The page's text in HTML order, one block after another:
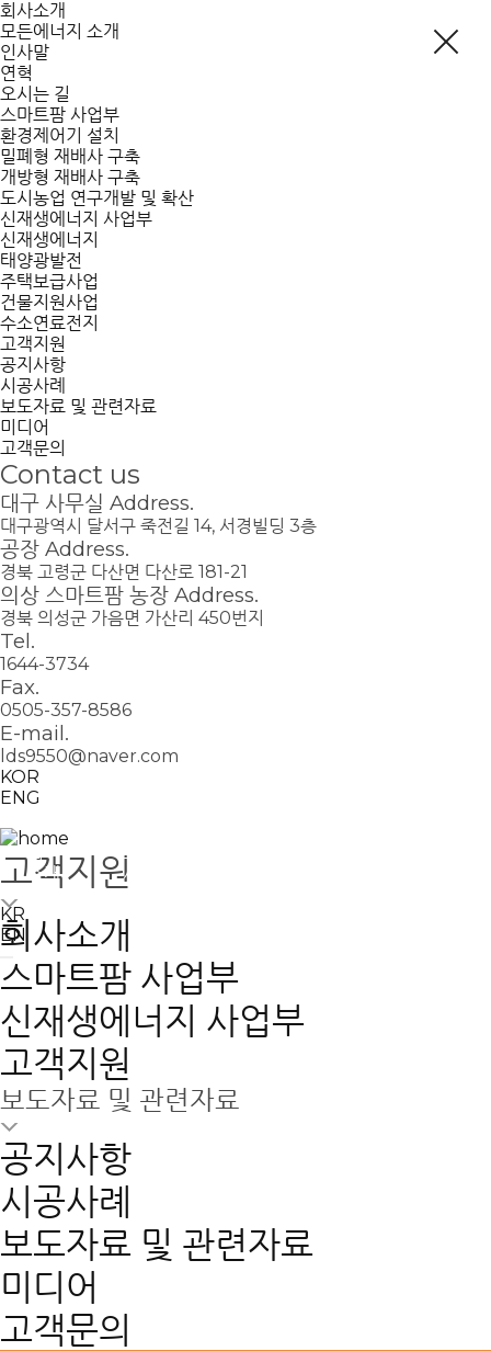
회사소개
모든에너지 소개
인사말
연혁
오시는 길
스마트팜 사업부
환경제어기 설치
밀폐형 재배사 구축
개방형 재배사 구축
도시농업 연구개발 및 확산
신재생에너지 사업부
신재생에너지
태양광발전
주택보급사업
건물지원사업
수소연료전지
고객지원
공지사항
시공사례
보도자료 및 관련자료
미디어
고객문의
Contact us
대구 사무실 Address.
대구광역시 달서구 죽전길 14, 서경빌딩 3층
공장 Address.
경북 고령군 다산면 다산로 181-21
의상 스마트팜 농장 Address.
경북 의성군 가음면 가산리 450번지
Tel.
1644-3734
Fax.
0505-357-8586
E-mail.
lds9550@naver.com
KOR
ENG
회사
소개
스마트팜
사업부
KR
EN
GLOBAL GREEN ENERGY,
모든에너지
고객지원
회사소개
스마트팜 사업부
신재생에너지 사업부
고객지원
보도자료 및 관련자료
공지사항
시공사례
보도자료 및 관련자료
미디어
고객문의